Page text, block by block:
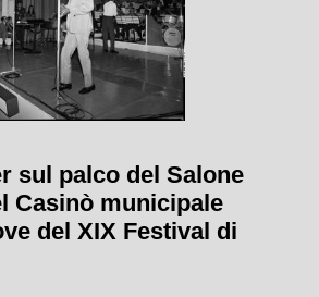
sul palco del Salone
Casinò municipale
del XIX Festival di